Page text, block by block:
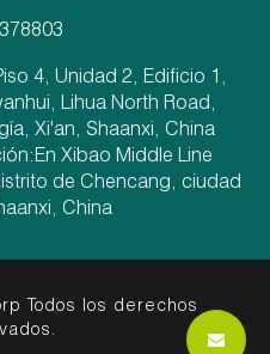
4, Unidad 2, Edificio 1,
Lihua North Road,
Xi'an, Shaanxi, China
Xibao Middle Line
de Chencang, ciudad
China
Todos los derechos